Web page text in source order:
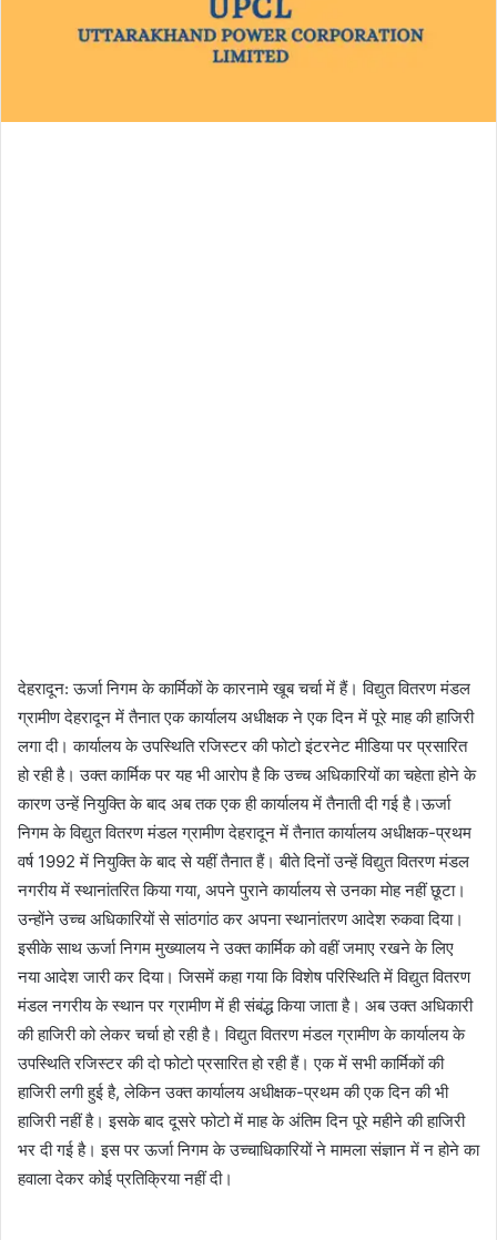
देहरादून: ऊर्जा निगम के कार्मिकों के कारनामे खूब चर्चा में हैं। विद्युत वितरण मंडल
ग्रामीण देहरादून में तैनात एक कार्यालय अधीक्षक ने एक दिन में पूरे माह की हाजिरी
लगा दी। कार्यालय के उपस्थिति रजिस्टर की फोटो इंटरनेट मीडिया पर प्रसारित
हो रही है। उक्त कार्मिक पर यह भी आरोप है कि उच्च अधिकारियों का चहेता होने के
कारण उन्हें नियुक्ति के बाद अब तक एक ही कार्यालय में तैनाती दी गई है।ऊर्जा
निगम के विद्युत वितरण मंडल ग्रामीण देहरादून में तैनात कार्यालय अधीक्षक-प्रथम
वर्ष 1992 में नियुक्ति के बाद से यहीं तैनात हैं। बीते दिनों उन्हें विद्युत वितरण मंडल
नगरीय में स्थानांतरित किया गया, अपने पुराने कार्यालय से उनका माेह नहीं छूटा।
उन्होंने उच्च अधिकारियों से सांठगांठ कर अपना स्थानांतरण आदेश रुकवा दिया।
इसीके साथ ऊर्जा निगम मुख्यालय ने उक्त कार्मिक को वहीं जमाए रखने के लिए
नया आदेश जारी कर दिया। जिसमें कहा गया कि विशेष परिस्थिति में विद्युत वितरण
मंडल नगरीय के स्थान पर ग्रामीण में ही संबंद्ध किया जाता है। अब उक्त अधिकारी
की हाजिरी को लेकर चर्चा हो रही है। विद्युत वितरण मंडल ग्रामीण के कार्यालय के
उपस्थिति रजिस्टर की दो फोटो प्रसारित हो रही हैं। एक में सभी कार्मिकों की
हाजिरी लगी हुई है, लेकिन उक्त कार्यालय अधीक्षक-प्रथम की एक दिन की भी
हाजिरी नहीं है। इसके बाद दूसरे फोटो में माह के अंतिम दिन पूरे महीने की हाजिरी
भर दी गई है। इस पर ऊर्जा निगम के उच्चाधिकारियों ने मामला संज्ञान में न होने का
हवाला देकर कोई प्रतिक्रिया नहीं दी।